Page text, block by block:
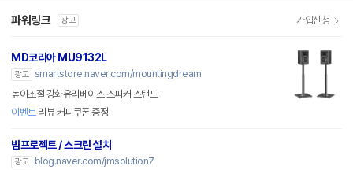
파워링크 광고 가입신청
MD코리아 MU9132L
광고 smartstore.naver.com/mountingdream
높이조절 강화유리베이스 스피커 스탠드
이벤트리뷰 커피쿠폰 증정
빔프로젝트 / 스크린 설치
광고
blog.naver.com/jmsolution7